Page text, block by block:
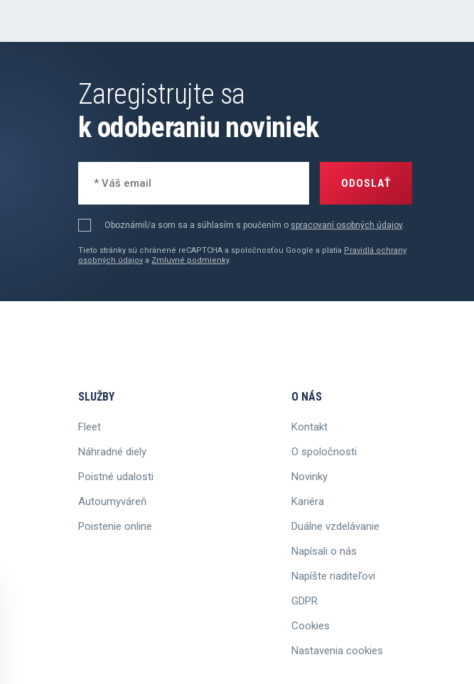
Zaregistrujte sa
k odoberaniu noviniek
ODOSLAŤ
Oboznámil/a som sa a súhlasím s poučením o spracovaní osobných údajov.
Tieto stránky sú chránené reCAPTCHA a spoločnosťou Google a platia Pravidlá ochrany
osobných údajov a Zmluvné podmienky.
SLUŽBY
Fleet
Náhradné diely
Poistné udalosti
Autoumyváreň
Poistenie online
O NÁS
Kontakt
O spoločnosti
Novinky
Kariéra
Duálne vzdelávanie
Napísali o nás
Napíšte riaditeľovi
GDPR
Cookies
Nastavenia cookies